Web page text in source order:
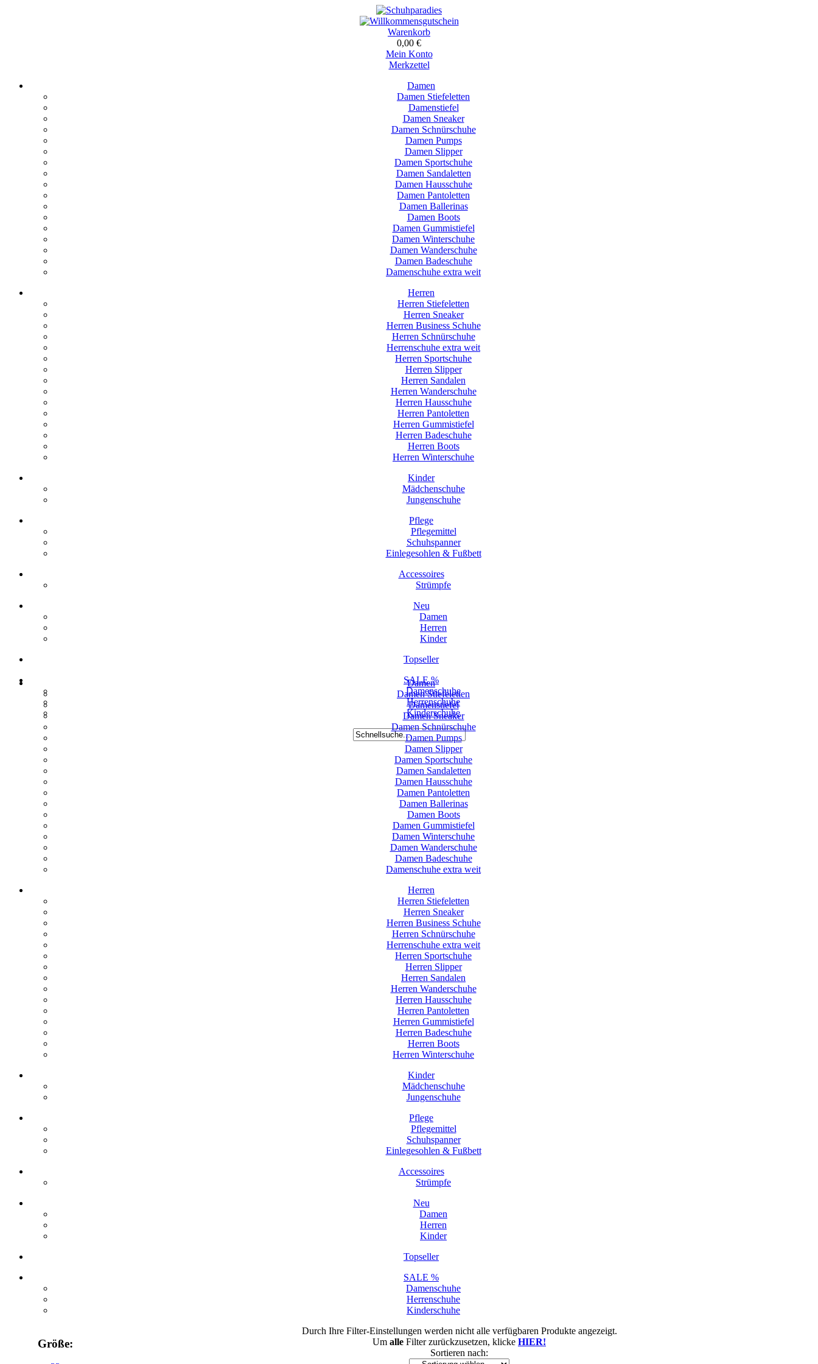
Warenkorb
0,00 €
Mein Konto
Merkzettel
Damen
Damen Stiefeletten
Damenstiefel
Damen Sneaker
Damen Schnürschuhe
Damen Pumps
Damen Slipper
Damen Sportschuhe
Damen Sandaletten
Damen Hausschuhe
Damen Pantoletten
Damen Ballerinas
Damen Boots
Damen Gummistiefel
Damen Winterschuhe
Damen Wanderschuhe
Damen Badeschuhe
Damenschuhe extra weit
Herren
Herren Stiefeletten
Herren Sneaker
Herren Business Schuhe
Herren Schnürschuhe
Herrenschuhe extra weit
Herren Sportschuhe
Herren Slipper
Herren Sandalen
Herren Wanderschuhe
Herren Hausschuhe
Herren Pantoletten
Herren Gummistiefel
Herren Badeschuhe
Herren Boots
Herren Winterschuhe
Kinder
Mädchenschuhe
Jungenschuhe
Pflege
Pflegemittel
Schuhspanner
Einlegesohlen & Fußbett
Accessoires
Strümpfe
Neu
Damen
Herren
Kinder
Topseller
SALE %
Damenschuhe
Herrenschuhe
Kinderschuhe
Damen
Damen Stiefeletten
Damenstiefel
Damen Sneaker
Damen Schnürschuhe
Damen Pumps
Damen Slipper
Damen Sportschuhe
Damen Sandaletten
Damen Hausschuhe
Damen Pantoletten
Damen Ballerinas
Damen Boots
Damen Gummistiefel
Damen Winterschuhe
Damen Wanderschuhe
Damen Badeschuhe
Damenschuhe extra weit
Herren
Herren Stiefeletten
Herren Sneaker
Herren Business Schuhe
Herren Schnürschuhe
Herrenschuhe extra weit
Herren Sportschuhe
Herren Slipper
Herren Sandalen
Herren Wanderschuhe
Herren Hausschuhe
Herren Pantoletten
Herren Gummistiefel
Herren Badeschuhe
Herren Boots
Herren Winterschuhe
Kinder
Mädchenschuhe
Jungenschuhe
Pflege
Pflegemittel
Schuhspanner
Einlegesohlen & Fußbett
Accessoires
Strümpfe
Neu
Damen
Herren
Kinder
Topseller
SALE %
Damenschuhe
Herrenschuhe
Kinderschuhe
Größe:
Durch Ihre Filter-Einstellungen werden nicht alle verfügbaren Produkte angezeigt.
Um alle Filter zurückzusetzen, klicke HIER!
Sortieren nach: